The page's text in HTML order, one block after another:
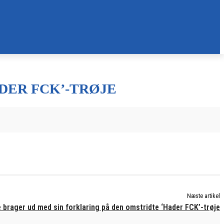
FCK’-TRØJE
Næste artikel
brager ud med sin forklaring på den omstridte ‘Hader FCK’-trøje